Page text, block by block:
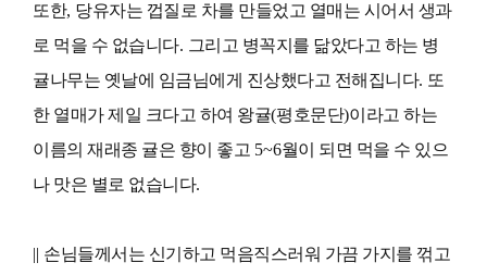
또한, 당유자는 껍질로 차를 만들었고 열매는 시어서 생과
로 먹을 수 없습니다. 그리고 병꼭지를 닮았다고 하는 병
귤나무는 옛날에 임금님에게 진상했다고 전해집니다. 또
한 열매가 제일 크다고 하여 왕귤(평호문단)이라고 하는
이름의 재래종 귤은 향이 좋고 5~6월이 되면 먹을 수 있으
나 맛은 별로 없습니다.
|| 손님들께서는 신기하고 먹음직스러워 가끔 가지를 꺾고